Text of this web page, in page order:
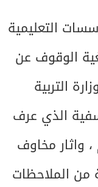
التعليمية
الوقوف عن
التربية
الذي عرف
الاصابات بكوفيد 19 بلإقليم ، واثار مخاوف
من الملاحظات